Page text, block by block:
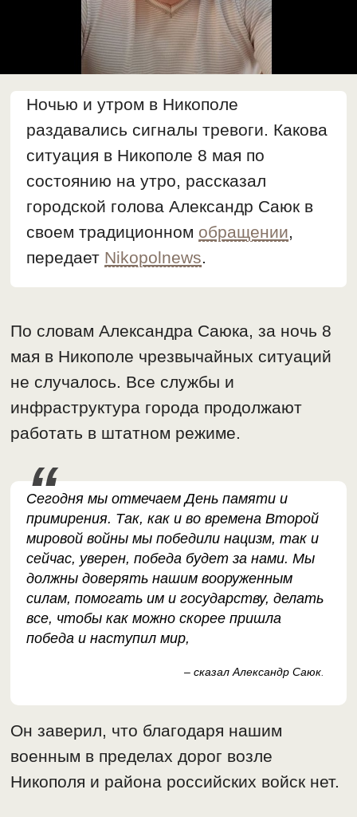
Ночью и утром в Никополе
раздавались сигналы тревоги. Какова
ситуация в Никополе 8 мая по
состоянию на утро, рассказал
городской голова Александр Саюк в
своем традиционном обращении,
передает Nikopolnews.
По словам Александра Саюка, за ночь 8
мая в Никополе чрезвычайных ситуаций
не случалось. Все службы и
инфраструктура города продолжают
работать в штатном режиме.
Сегодня мы отмечаем День памяти и
примирения. Так, как и во времена Второй
мировой войны мы победили нацизм, так и
сейчас, уверен, победа будет за нами. Мы
должны доверять нашим вооруженным
силам, помогать им и государству, делать
все, чтобы как можно скорее пришла
победа и наступил мир,
– сказал Александр Саюк.
Он заверил, что благодаря нашим
военным в пределах дорог возле
Никополя и района российских войск нет.